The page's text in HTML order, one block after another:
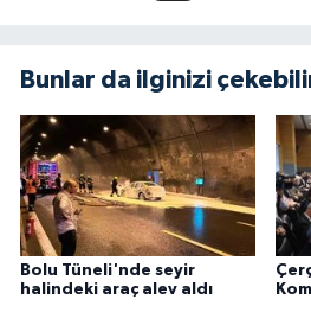
Bunlar da ilginizi
Bolu Tüneli'nde seyir
halindeki araç alev aldı